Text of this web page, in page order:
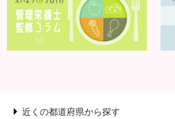
近くの都道府県から探す